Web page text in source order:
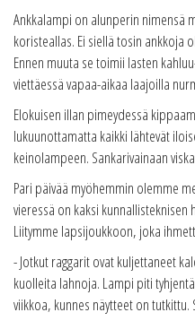
Ankkalampi on alunperin nimensä
koristeallas. Ei siellä tosin ankkoja
Ennen muuta se toimii lasten
viettäessä vapaa-aikaa laajoilla
Elokuisen illan pimeydessä
lukuunottamatta kaikki lähtevät
keinolampeen. Sankarivainaan
Pari päivää myöhemmin olemme
vieressä on kaksi
Liitymme lapsijoukkoon, joka
- Jotkut raggarit ovat kuljettaneet
kuolleita lahnoja. Lampi piti
viikkoa, kunnes näytteet on